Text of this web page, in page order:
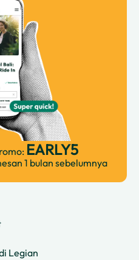
EARLY5
1 bulan sebelumnya
Legian